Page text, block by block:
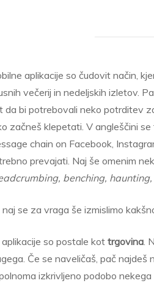
aplikacije so čudovit način,
večerij in nedeljskih izletov.
da bi potrebovali neko potrditev
začneš klepetati. V angleščini se
chain on Facebook,
prevajati. Naj še omenim
benching,
naj se za vraga še izmislimo
aplikacije so postale kottrgovina.
Če se naveličaš, pač najdeš
izkrivljeno podobo